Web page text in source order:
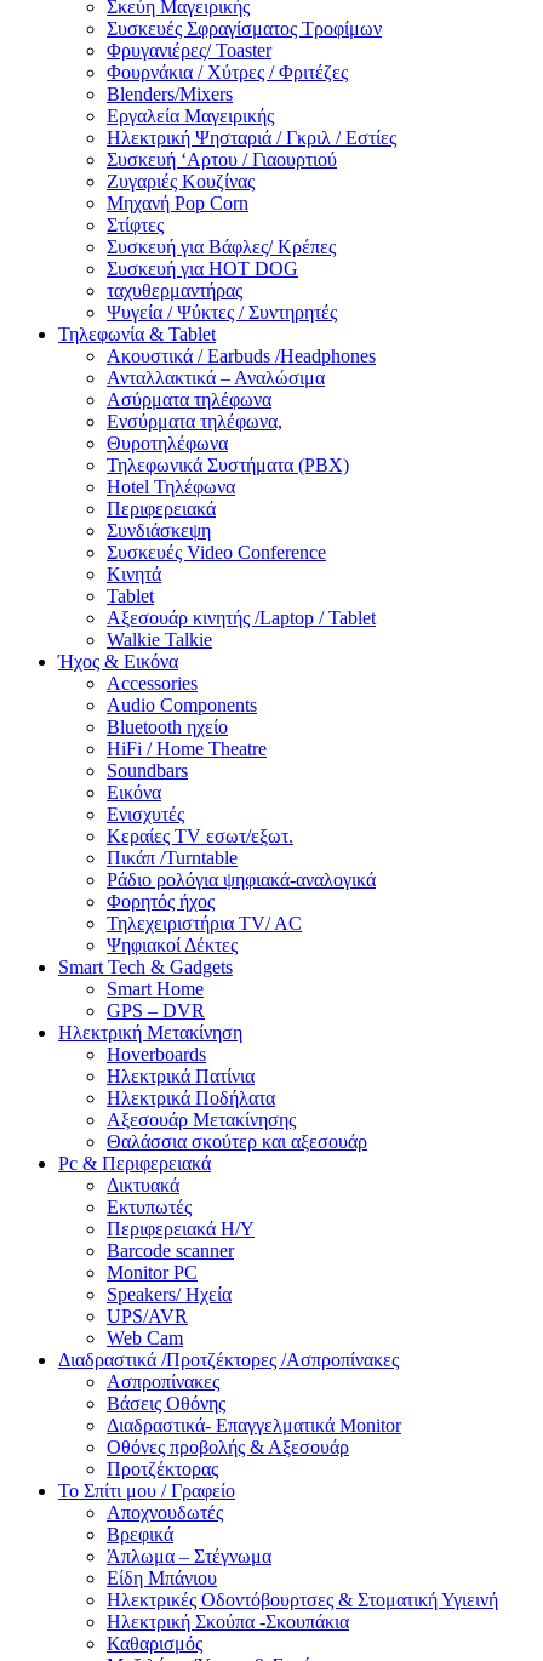
Σκεύη Μαγειρικής
Συσκευές Σφραγίσματος Τροφίμων
Φρυγανιέρες/ Toaster
Φουρνάκια / Χύτρες / Φριτέζες
Blenders/Mixers
Εργαλεία Μαγειρικής
Ηλεκτρική Ψησταριά / Γκριλ / Eστίες
Συσκευή ‘Αρτου / Γιαουρτιού
Ζυγαριές Κουζίνας
Μηχανή Pop Corn
Στίφτες
Συσκευή για Βάφλες/ Κρέπες
Συσκευή για HOT DOG
ταχυθερμαντήρας
Ψυγεία / Ψύκτες / Συντηρητές
Τηλεφωνία & Tablet
Ακουστικά / Earbuds /Headphones
Ανταλλακτικά – Αναλώσιμα
Ασύρματα τηλέφωνα
Ενσύρματα τηλέφωνα,
Θυροτηλέφωνα
Τηλεφωνικά Συστήματα (PBX)
Hotel Τηλέφωνα
Περιφερειακά
Συνδιάσκεψη
Συσκευές Video Conference
Κινητά
Tablet
Αξεσουάρ κινητής /Laptop / Tablet
Walkie Talkie
Ήχος & Εικόνα
Accessories
Audio Components
Bluetooth ηχείο
HiFi / Home Theatre
Soundbars
Εικόνα
Ενισχυτές
Κεραίες TV εσωτ/εξωτ.
Πικάπ /Turntable
Ράδιο ρολόγια ψηφιακά-αναλογικά
Φορητός ήχος
Τηλεχειριστήρια TV/ AC
Ψηφιακοί Δέκτες
Smart Tech & Gadgets
Smart Home
GPS – DVR
Ηλεκτρική Μετακίνηση
Hoverboards
Ηλεκτρικά Πατίνια
Ηλεκτρικά Ποδήλατα
Αξεσουάρ Μετακίνησης
Θαλάσσια σκούτερ και αξεσουάρ
Pc & Περιφερειακά
Δικτυακά
Εκτυπωτές
Περιφερειακά Η/Υ
Barcode scanner
Monitor PC
Speakers/ Ηχεία
UPS/AVR
Web Cam
Διαδραστικά /Προτζέκτορες /Ασπροπίνακες
Ασπροπίνακες
Βάσεις Οθόνης
Διαδραστικά- Επαγγελματικά Monitor
Οθόνες προβολής & Αξεσουάρ
Προτζέκτορας
Το Σπίτι μου / Γραφείο
Αποχνουδωτές
Βρεφικά
Άπλωμα – Στέγνωμα
Είδη Μπάνιου
Ηλεκτρικές Οδοντόβουρτσες & Στοματική Υγιεινή
Ηλεκτρική Σκούπα -Σκουπάκια
Καθαρισμός